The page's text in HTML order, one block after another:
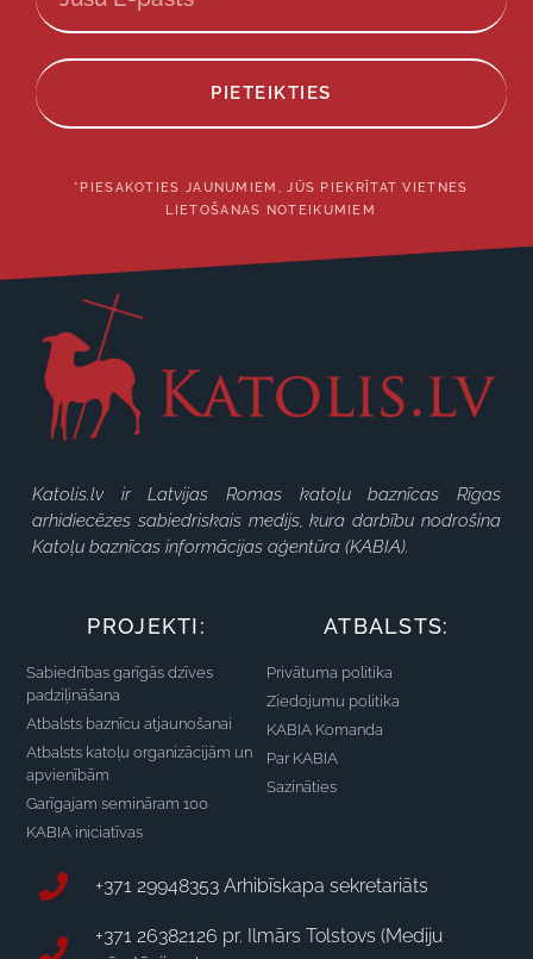
PIETEIKTIES
*PIESAKOTIES JAUNUMIEM, JŪS PIEKRĪTAT VIETNES
LIETOŠANAS NOTEIKUMIEM
Katolis.lv ir Latvijas Romas katoļu baznīcas Rīgas
arhidiecēzes sabiedriskais medijs, kura darbību nodrošina
Katoļu baznīcas informācijas aģentūra (KABIA).
PROJEKTI:
Sabiedrības garīgās dzīves
padziļināšana
Atbalsts baznīcu atjaunošanai
Atbalsts katoļu organizācijām un
apvienībām
Garīgajam semināram 100
KABIA iniciatīvas
ATBALSTS:
Privātuma politika
Ziedojumu politika
KABIA Komanda
Par KABIA
Sazināties
+371 29948353 Arhibīskapa sekretariāts
+371 26382126 pr. Ilmārs Tolstovs (Mediju